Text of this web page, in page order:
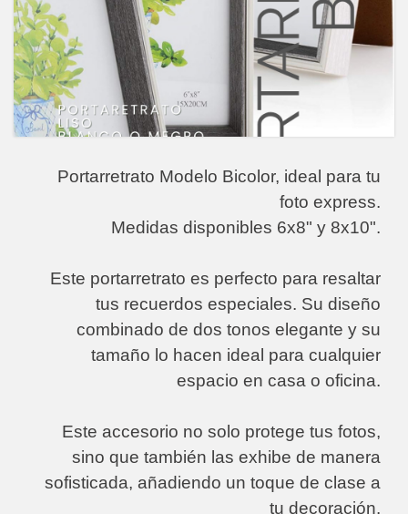
Portarretrato Modelo Bicolor, ideal para tu
foto express.
Medidas disponibles 6x8" y 8x10".
Este portarretrato es perfecto para resaltar
tus recuerdos especiales. Su diseño
combinado de dos tonos elegante y su
tamaño lo hacen ideal para cualquier
espacio en casa o oficina.
Este accesorio no solo protege tus fotos,
sino que también las exhibe de manera
sofisticada, añadiendo un toque de clase a
tu decoración.